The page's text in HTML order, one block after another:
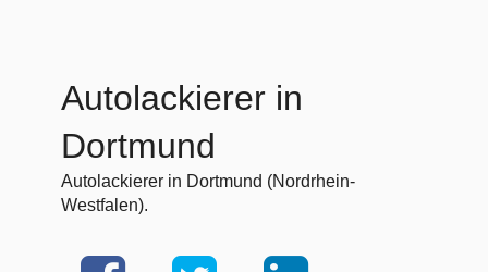
Autolackierer in
Dortmund
Autolackierer in Dortmund (Nordrhein-
Westfalen).